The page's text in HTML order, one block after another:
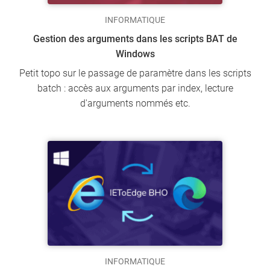
INFORMATIQUE
Gestion des arguments dans les scripts BAT de
Windows
Petit topo sur le passage de paramètre dans les scripts
batch : accès aux arguments par index, lecture
d'arguments nommés etc.
INFORMATIQUE